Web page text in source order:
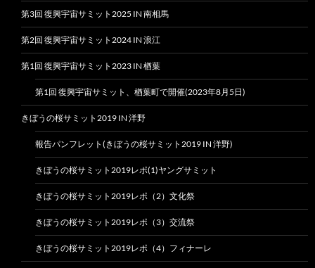
第3回 復興宇宙サミット2025 IN 南相馬
第2回 復興宇宙サミット2024 IN 浪江
第1回 復興宇宙サミット2023 IN 楢葉
第1回 復興宇宙サミット、楢葉町で開催(2023年8月5日)
きぼうの桜サミット2019 IN 洋野
報告パンフレット(きぼうの桜サミット2019 IN 洋野)
きぼうの桜サミット2019レポ(1)ヤングサミット
きぼうの桜サミット2019レポ（2）文化祭
きぼうの桜サミット2019レポ（3）交流祭
きぼうの桜サミット2019レポ（4）フィナーレ